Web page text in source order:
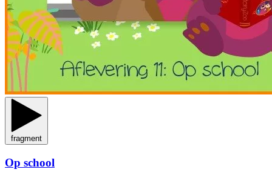
fragment
Op school